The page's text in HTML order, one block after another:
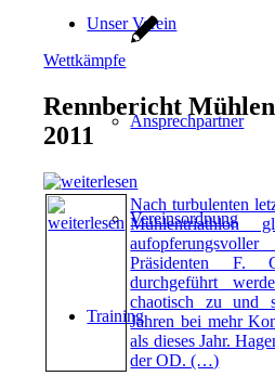
Unser Verein
Ansprechpartner
Vereinsordnung
Training
Wettkämpfe
Rennbericht
2011
Nach turbulenten
Mühlentriathlon
Präsidenten F.
durchgeführt
chaotisch zu und
Jahren bei mehr
als dieses Jahr.
der OD. (…)